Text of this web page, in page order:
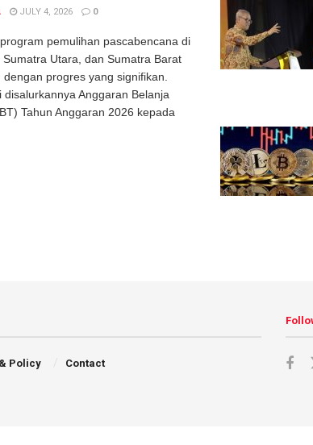
JULY 4, 2026 0
pemulihan pascabencana di
Sumatra Utara, dan Sumatra Barat
progres yang signifikan.
disalurkannya Anggaran Belanja
Tahun Anggaran 2026 kepada
Policy Contact